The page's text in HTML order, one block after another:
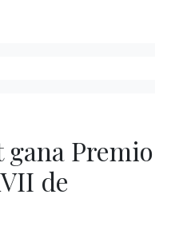
Premio
de